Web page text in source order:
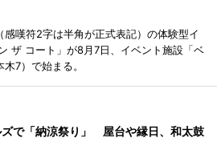
嘆符2字は半角が正式表記）の体験型イ
ザ コート」が8月7日、イベント施設「ベ
7）で始まる。
ズで「納涼祭り」 屋台や縁日、和太鼓